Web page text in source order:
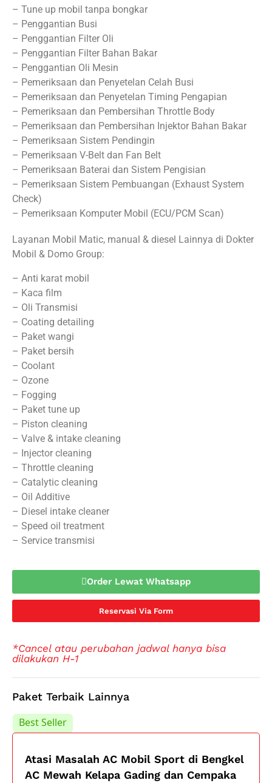
– Tune up mobil tanpa bongkar
– Penggantian Busi
– Penggantian Filter Oli
– Penggantian Filter Bahan Bakar
– Penggantian Oli Mesin
– Pemeriksaan dan Penyetelan Celah Busi
– Pemeriksaan dan Penyetelan Timing Pengapian
– Pemeriksaan dan Pembersihan Throttle Body
– Pemeriksaan dan Pembersihan Injektor Bahan Bakar
– Pemeriksaan Sistem Pendingin
– Pemeriksaan V-Belt dan Fan Belt
– Pemeriksaan Baterai dan Sistem Pengisian
– Pemeriksaan Sistem Pembuangan (Exhaust System
Check)
– Pemeriksaan Komputer Mobil (ECU/PCM Scan)
Layanan Mobil Matic, manual & diesel Lainnya di Dokter
Mobil & Domo Group:
– Anti karat mobil
– Kaca film
– Oli Transmisi
– Coating detailing
– Paket wangi
– Paket bersih
– Coolant
– Ozone
– Fogging
– Paket tune up
– Piston cleaning
– Valve & intake cleaning
– Injector cleaning
– Throttle cleaning
– Catalytic cleaning
– Oil Additive
– Diesel intake cleaner
– Speed oil treatment
– Service transmisi
Order Lewat Whatsapp
Reservasi Via Form
*Cancel atau perubahan jadwal hanya bisa
dilakukan H-1
Paket Terbaik Lainnya
Best Seller
Atasi Masalah AC Mobil Sport di Bengkel
AC Mewah Kelapa Gading dan Cempaka
Best Seller